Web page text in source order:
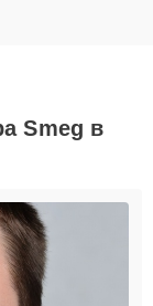
Smeg в